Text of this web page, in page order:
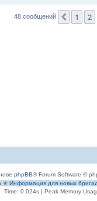
48 сообщений Пред.
1 2
phpBB® Forum Software ©
✭ Информация для новых
Time: 0.024s| Peak Memory